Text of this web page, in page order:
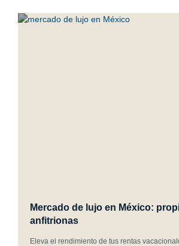
Mercado de lujo en México:
anfitrionas
Eleva el rendimiento de tus rentas